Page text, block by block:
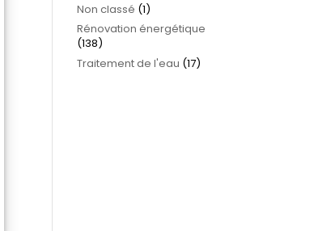
Non classé (1)
Rénovation énergétique
(138)
Traitement de l'eau (17)